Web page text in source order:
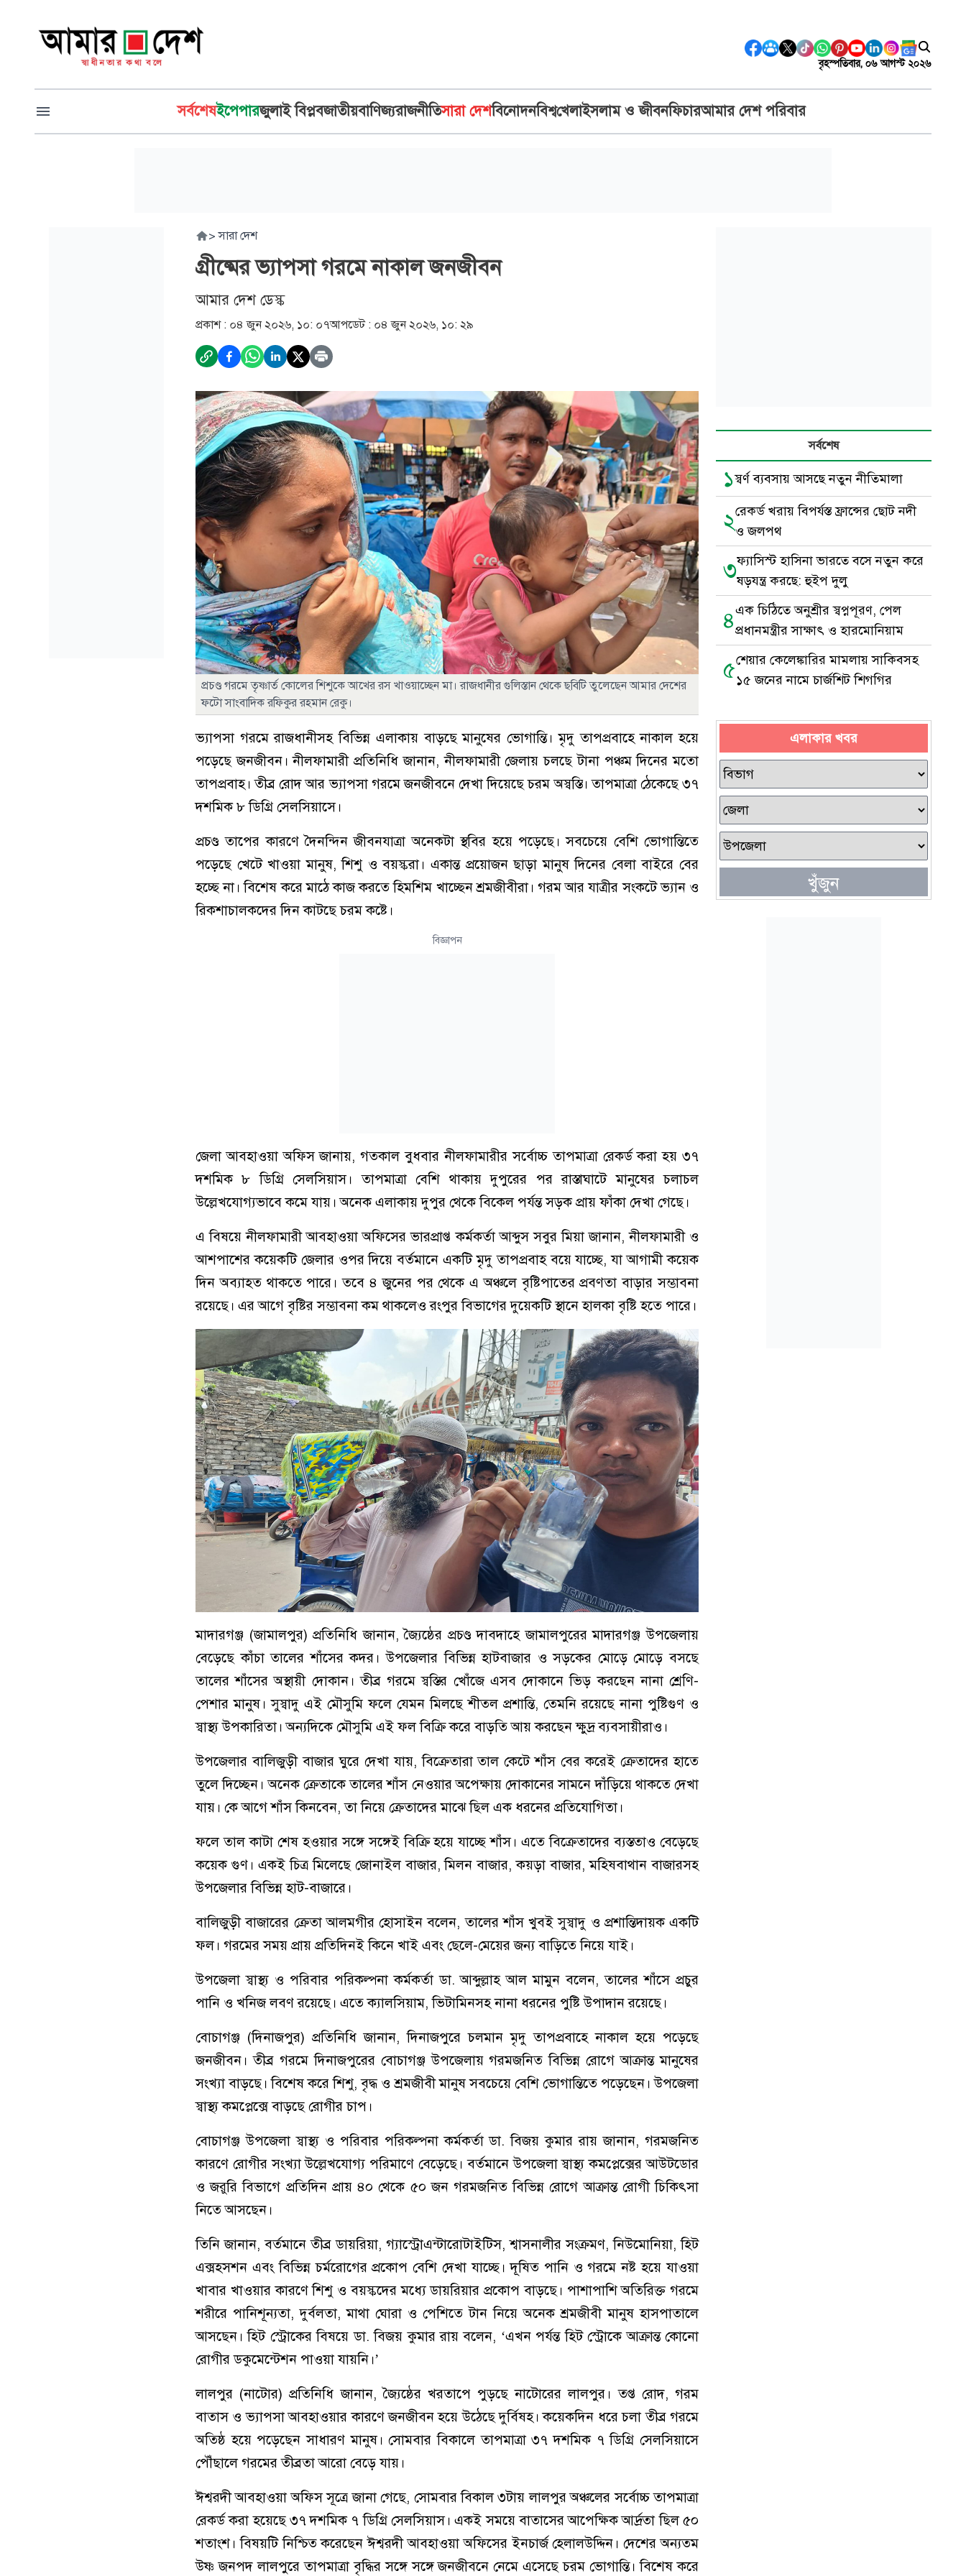
বৃহস্পতিবার, ০৬ আগস্ট ২০২৬
সর্বশেষইপেপারজুলাই বিপ্লবজাতীয়বাণিজ্যরাজনীতিসারা দেশবিনোদনবিশ্বখেলাইসলাম ও জীবনফিচারআমার দেশ পরিবার
> সারা দেশ
গ্রীষ্মের ভ্যাপসা গরমে নাকাল জনজীবন
আমার দেশ ডেস্ক
প্রকাশ : ০৪ জুন ২০২৬, ১০: ০৭আপডেট : ০৪ জুন ২০২৬, ১০: ২৯
প্রচণ্ড গরমে তৃষ্ণার্ত কোলের শিশুকে আখের রস খাওয়াচ্ছেন মা। রাজধানীর গুলিস্তান থেকে ছবিটি তুলেছেন আমার দেশের
ফটো সাংবাদিক রফিকুর রহমান রেকু।
ভ্যাপসা গরমে রাজধানীসহ বিভিন্ন এলাকায় বাড়ছে মানুষের ভোগান্তি। মৃদু তাপপ্রবাহে নাকাল হয়ে
পড়েছে জনজীবন। নীলফামারী প্রতিনিধি জানান, নীলফামারী জেলায় চলছে টানা পঞ্চম দিনের মতো
তাপপ্রবাহ। তীব্র রোদ আর ভ্যাপসা গরমে জনজীবনে দেখা দিয়েছে চরম অস্বস্তি। তাপমাত্রা ঠেকেছে ৩৭
দশমিক ৮ ডিগ্রি সেলসিয়াসে।
প্রচণ্ড তাপের কারণে দৈনন্দিন জীবনযাত্রা অনেকটা স্থবির হয়ে পড়েছে। সবচেয়ে বেশি ভোগান্তিতে
পড়েছে খেটে খাওয়া মানুষ, শিশু ও বয়স্করা। একান্ত প্রয়োজন ছাড়া মানুষ দিনের বেলা বাইরে বের
হচ্ছে না। বিশেষ করে মাঠে কাজ করতে হিমশিম খাচ্ছেন শ্রমজীবীরা। গরম আর যাত্রীর সংকটে ভ্যান ও
রিকশাচালকদের দিন কাটছে চরম কষ্টে।
বিজ্ঞাপন
জেলা আবহাওয়া অফিস জানায়, গতকাল বুধবার নীলফামারীর সর্বোচ্চ তাপমাত্রা রেকর্ড করা হয় ৩৭
দশমিক ৮ ডিগ্রি সেলসিয়াস। তাপমাত্রা বেশি থাকায় দুপুরের পর রাস্তাঘাটে মানুষের চলাচল
উল্লেখযোগ্যভাবে কমে যায়। অনেক এলাকায় দুপুর থেকে বিকেল পর্যন্ত সড়ক প্রায় ফাঁকা দেখা গেছে।
এ বিষয়ে নীলফামারী আবহাওয়া অফিসের ভারপ্রাপ্ত কর্মকর্তা আব্দুস সবুর মিয়া জানান, নীলফামারী ও
আশপাশের কয়েকটি জেলার ওপর দিয়ে বর্তমানে একটি মৃদু তাপপ্রবাহ বয়ে যাচ্ছে, যা আগামী কয়েক
দিন অব্যাহত থাকতে পারে। তবে ৪ জুনের পর থেকে এ অঞ্চলে বৃষ্টিপাতের প্রবণতা বাড়ার সম্ভাবনা
রয়েছে। এর আগে বৃষ্টির সম্ভাবনা কম থাকলেও রংপুর বিভাগের দুয়েকটি স্থানে হালকা বৃষ্টি হতে পারে।
মাদারগঞ্জ (জামালপুর) প্রতিনিধি জানান, জ্যৈষ্ঠের প্রচণ্ড দাবদাহে জামালপুরের মাদারগঞ্জ উপজেলায়
বেড়েছে কাঁচা তালের শাঁসের কদর। উপজেলার বিভিন্ন হাটবাজার ও সড়কের মোড়ে মোড়ে বসছে
তালের শাঁসের অস্থায়ী দোকান। তীব্র গরমে স্বস্তির খোঁজে এসব দোকানে ভিড় করছেন নানা শ্রেণি-
পেশার মানুষ। সুস্বাদু এই মৌসুমি ফলে যেমন মিলছে শীতল প্রশান্তি, তেমনি রয়েছে নানা পুষ্টিগুণ ও
স্বাস্থ্য উপকারিতা। অন্যদিকে মৌসুমি এই ফল বিক্রি করে বাড়তি আয় করছেন ক্ষুদ্র ব্যবসায়ীরাও।
উপজেলার বালিজুড়ী বাজার ঘুরে দেখা যায়, বিক্রেতারা তাল কেটে শাঁস বের করেই ক্রেতাদের হাতে
তুলে দিচ্ছেন। অনেক ক্রেতাকে তালের শাঁস নেওয়ার অপেক্ষায় দোকানের সামনে দাঁড়িয়ে থাকতে দেখা
যায়। কে আগে শাঁস কিনবেন, তা নিয়ে ক্রেতাদের মাঝে ছিল এক ধরনের প্রতিযোগিতা।
ফলে তাল কাটা শেষ হওয়ার সঙ্গে সঙ্গেই বিক্রি হয়ে যাচ্ছে শাঁস। এতে বিক্রেতাদের ব্যস্ততাও বেড়েছে
কয়েক গুণ। একই চিত্র মিলেছে জোনাইল বাজার, মিলন বাজার, কয়ড়া বাজার, মহিষবাথান বাজারসহ
উপজেলার বিভিন্ন হাট-বাজারে।
বালিজুড়ী বাজারের ক্রেতা আলমগীর হোসাইন বলেন, তালের শাঁস খুবই সুস্বাদু ও প্রশান্তিদায়ক একটি
ফল। গরমের সময় প্রায় প্রতিদিনই কিনে খাই এবং ছেলে-মেয়ের জন্য বাড়িতে নিয়ে যাই।
উপজেলা স্বাস্থ্য ও পরিবার পরিকল্পনা কর্মকর্তা ডা. আব্দুল্লাহ আল মামুন বলেন, তালের শাঁসে প্রচুর
পানি ও খনিজ লবণ রয়েছে। এতে ক্যালসিয়াম, ভিটামিনসহ নানা ধরনের পুষ্টি উপাদান রয়েছে।
বোচাগঞ্জ (দিনাজপুর) প্রতিনিধি জানান, দিনাজপুরে চলমান মৃদু তাপপ্রবাহে নাকাল হয়ে পড়েছে
জনজীবন। তীব্র গরমে দিনাজপুরের বোচাগঞ্জ উপজেলায় গরমজনিত বিভিন্ন রোগে আক্রান্ত মানুষের
সংখ্যা বাড়ছে। বিশেষ করে শিশু, বৃদ্ধ ও শ্রমজীবী মানুষ সবচেয়ে বেশি ভোগান্তিতে পড়েছেন। উপজেলা
স্বাস্থ্য কমপ্লেক্সে বাড়ছে রোগীর চাপ।
বোচাগঞ্জ উপজেলা স্বাস্থ্য ও পরিবার পরিকল্পনা কর্মকর্তা ডা. বিজয় কুমার রায় জানান, গরমজনিত
কারণে রোগীর সংখ্যা উল্লেখযোগ্য পরিমাণে বেড়েছে। বর্তমানে উপজেলা স্বাস্থ্য কমপ্লেক্সের আউটডোর
ও জরুরি বিভাগে প্রতিদিন প্রায় ৪০ থেকে ৫০ জন গরমজনিত বিভিন্ন রোগে আক্রান্ত রোগী চিকিৎসা
নিতে আসছেন।
তিনি জানান, বর্তমানে তীব্র ডায়রিয়া, গ্যাস্ট্রোএন্টারোটাইটিস, শ্বাসনালীর সংক্রমণ, নিউমোনিয়া, হিট
এক্সহসশন এবং বিভিন্ন চর্মরোগের প্রকোপ বেশি দেখা যাচ্ছে। দূষিত পানি ও গরমে নষ্ট হয়ে যাওয়া
খাবার খাওয়ার কারণে শিশু ও বয়স্কদের মধ্যে ডায়রিয়ার প্রকোপ বাড়ছে। পাশাপাশি অতিরিক্ত গরমে
শরীরে পানিশূন্যতা, দুর্বলতা, মাথা ঘোরা ও পেশিতে টান নিয়ে অনেক শ্রমজীবী মানুষ হাসপাতালে
আসছেন। হিট স্ট্রোকের বিষয়ে ডা. বিজয় কুমার রায় বলেন, ‘এখন পর্যন্ত হিট স্ট্রোকে আক্রান্ত কোনো
রোগীর ডকুমেন্টেশন পাওয়া যায়নি।’
লালপুর (নাটোর) প্রতিনিধি জানান, জ্যৈষ্ঠের খরতাপে পুড়ছে নাটোরের লালপুর। তপ্ত রোদ, গরম
বাতাস ও ভ্যাপসা আবহাওয়ার কারণে জনজীবন হয়ে উঠেছে দুর্বিষহ। কয়েকদিন ধরে চলা তীব্র গরমে
অতিষ্ঠ হয়ে পড়েছেন সাধারণ মানুষ। সোমবার বিকালে তাপমাত্রা ৩৭ দশমিক ৭ ডিগ্রি সেলসিয়াসে
পৌঁছালে গরমের তীব্রতা আরো বেড়ে যায়।
ঈশ্বরদী আবহাওয়া অফিস সূত্রে জানা গেছে, সোমবার বিকাল ৩টায় লালপুর অঞ্চলের সর্বোচ্চ তাপমাত্রা
রেকর্ড করা হয়েছে ৩৭ দশমিক ৭ ডিগ্রি সেলসিয়াস। একই সময়ে বাতাসের আপেক্ষিক আর্দ্রতা ছিল ৫০
শতাংশ। বিষয়টি নিশ্চিত করেছেন ঈশ্বরদী আবহাওয়া অফিসের ইনচার্জ হেলালউদ্দিন। দেশের অন্যতম
উষ্ণ জনপদ লালপুরে তাপমাত্রা বৃদ্ধির সঙ্গে সঙ্গে জনজীবনে নেমে এসেছে চরম ভোগান্তি। বিশেষ করে
সর্বশেষ
১স্বর্ণ ব্যবসায় আসছে নতুন নীতিমালা
২রেকর্ড খরায় বিপর্যস্ত ফ্রান্সের ছোট নদী
ও জলপথ
৩ফ্যাসিস্ট হাসিনা ভারতে বসে নতুন করে
ষড়যন্ত্র করছে: হুইপ দুলু
৪এক চিঠিতে অনুশ্রীর স্বপ্নপূরণ, পেল
প্রধানমন্ত্রীর সাক্ষাৎ ও হারমোনিয়াম
৫শেয়ার কেলেঙ্কারির মামলায় সাকিবসহ
১৫ জনের নামে চার্জশিট শিগগির
এলাকার খবর
খুঁজুন